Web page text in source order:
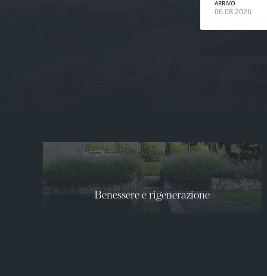
ARRIVO
06.08.2026
Benessere e rigenerazione